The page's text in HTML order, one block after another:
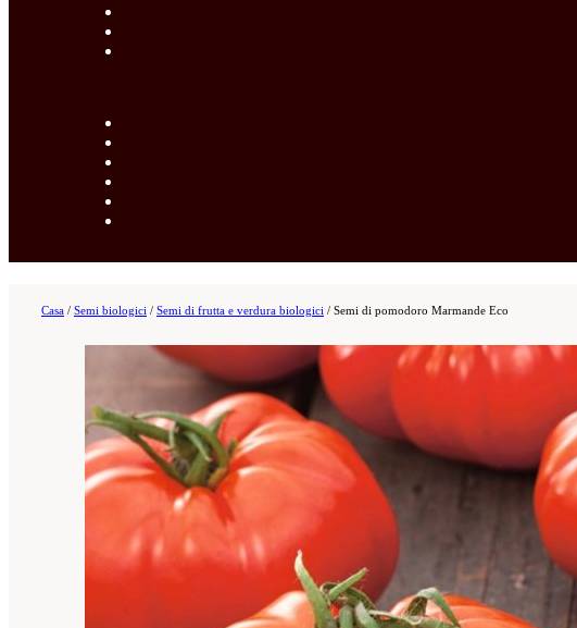
Casa / Semi biologici / Semi di frutta e verdura biologici / Semi di pomodoro Marmande Eco